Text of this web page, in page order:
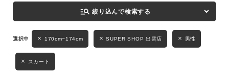
性別
MENS LADIES KIDS
manage_search 絞り込んで検索する
170cm~174cm SUPER SHOP 出雲店 男性
スカート